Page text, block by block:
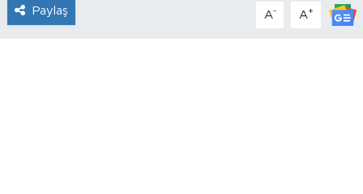
Paylaş A- A+
Son Dakika Haberleri